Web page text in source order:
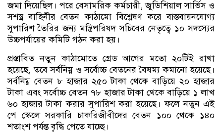
জমা দিয়েছিল। পরে বেসামরিক কর্মচারী, জুডিশিয়াল সার্ভিস ও
সশস্ত্র বাহিনীর বেতন কাঠামো বিশ্লেষণ করে বাস্তবায়নযোগ্য
সুপারিশ তৈরির জন্য মন্ত্রিপরিষদ সচিবের নেতৃত্বে ১০ সদস্যের
উচ্চপর্যায়ের কমিটি গঠন করা হয়।
প্রস্তাবিত নতুন কাঠামোতে গ্রেড আগের মতো ২০টিই রাখা
হয়েছে, তবে সর্বনিম্ন ও সর্বোচ্চ বেতনের বৈষম্য কমানো হয়েছে।
সর্বনিম্ন বেতন ৮ হাজার ২৫০ টাকা থেকে বাড়িয়ে ২০ হাজার
টাকা এবং সর্বোচ্চ বেতন ৭৮ হাজার টাকা থেকে বাড়িয়ে ১ লাখ
৬০ হাজার টাকা করার সুপারিশ করা হয়েছে। ফলে নতুন এই
পে স্কেলে সরকারি চাকরিজীবীদের বেতন ১০০ থেকে ১৪০
শতাংশ পর্যন্ত বৃদ্ধি পেতে যাচ্ছে।